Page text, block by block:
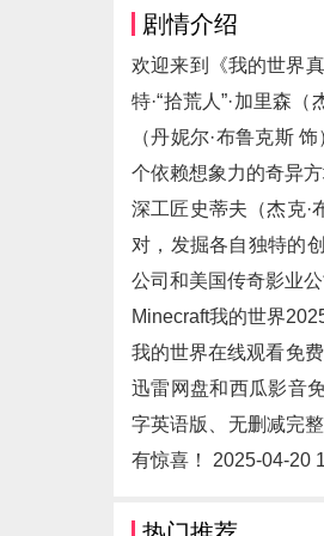
剧情介绍
欢迎来到《我的世界
特·“拾荒人”·加里森
（丹妮尔·布鲁克斯
个依赖想象力的奇异
深工匠史蒂夫（杰克·
对，发掘各自独特的
公司和美国传奇影业
Minecraft我的世界
我的世界在线观看免
迅雷网盘和西瓜影音
字英语版、无删减完
有惊喜！ 2025-04-20